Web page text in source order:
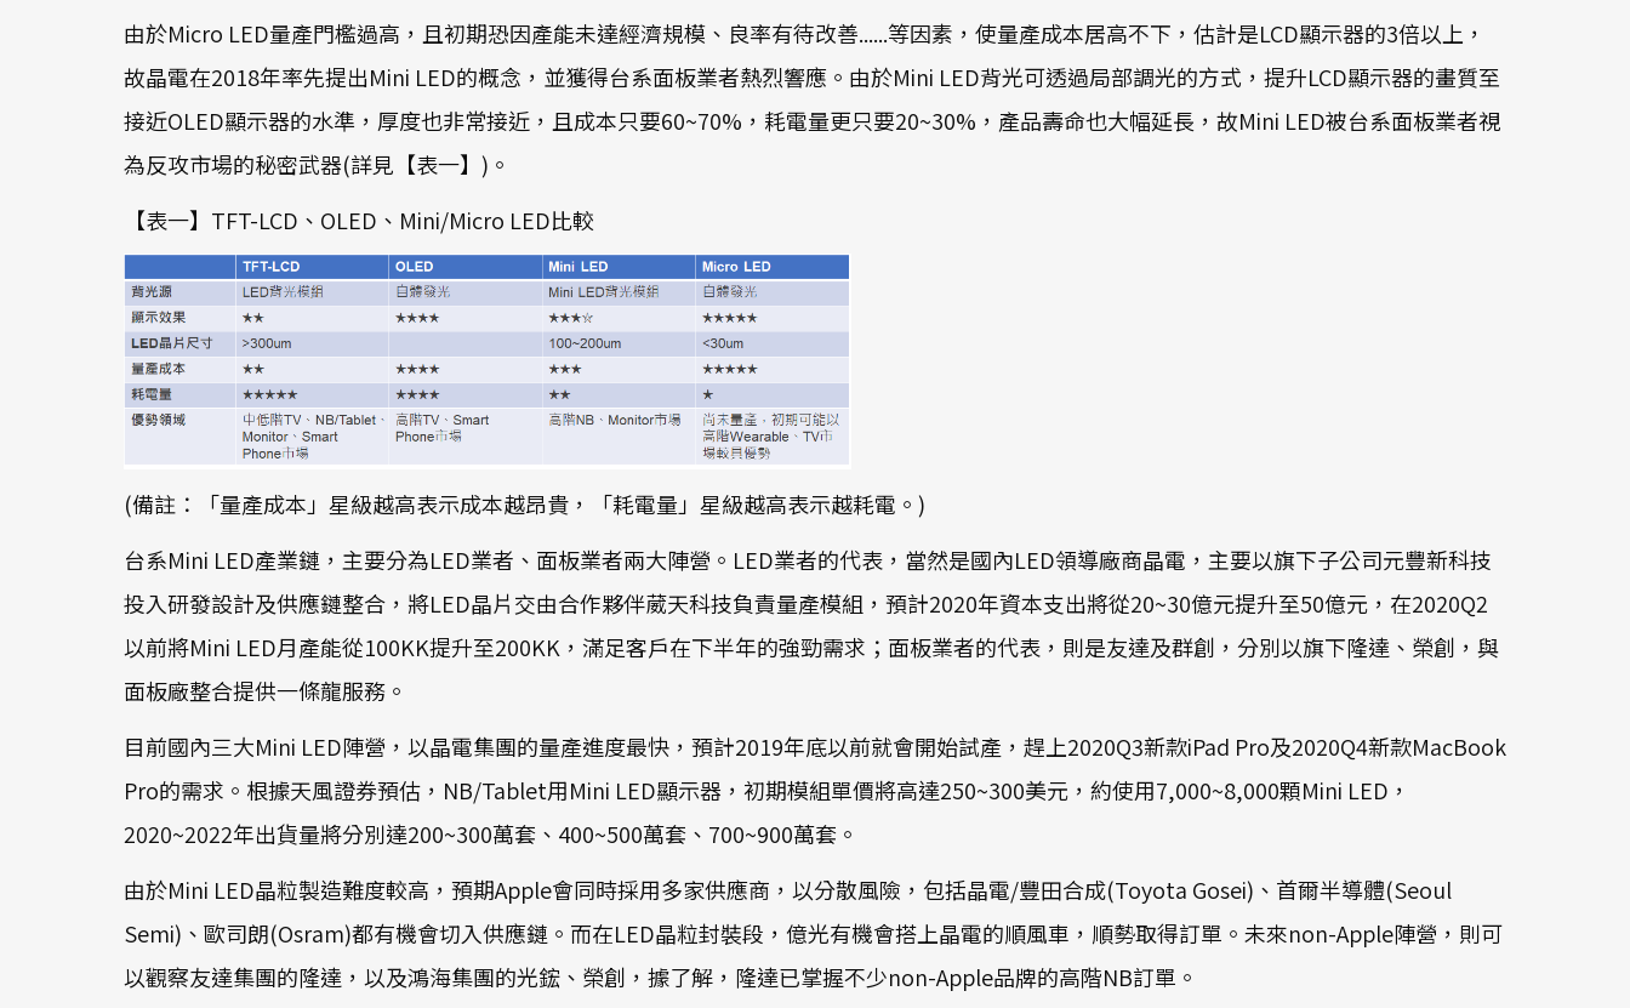
由於Micro LED量產門檻過高，且初期恐因產能未達經濟規模、良率有待改善......等因素，使量產成本居高不下，估計是LCD顯示器的3倍以上，
故晶電在2018年率先提出Mini LED的概念，並獲得台系面板業者熱烈響應。由於Mini LED背光可透過局部調光的方式，提升LCD顯示器的畫質至
接近OLED顯示器的水準，厚度也非常接近，且成本只要60~70%，耗電量更只要20~30%，產品壽命也大幅延長，故Mini LED被台系面板業者視
為反攻市場的秘密武器(詳見【表一】)。
【表一】TFT-LCD、OLED、Mini/Micro LED比較
(備註：「量產成本」星級越高表示成本越昂貴，「耗電量」星級越高表示越耗電。)
台系Mini LED產業鏈，主要分為LED業者、面板業者兩大陣營。LED業者的代表，當然是國內LED領導廠商晶電，主要以旗下子公司元豐新科技
投入研發設計及供應鏈整合，將LED晶片交由合作夥伴葳天科技負責量產模組，預計2020年資本支出將從20~30億元提升至50億元，在2020Q2
以前將Mini LED月產能從100KK提升至200KK，滿足客戶在下半年的強勁需求；面板業者的代表，則是友達及群創，分別以旗下隆達、榮創，與
面板廠整合提供一條龍服務。
目前國內三大Mini LED陣營，以晶電集團的量產進度最快，預計2019年底以前就會開始試產，趕上2020Q3新款iPad Pro及2020Q4新款MacBook
Pro的需求。根據天風證券預估，NB/Tablet用Mini LED顯示器，初期模組單價將高達250~300美元，約使用7,000~8,000顆Mini LED，
2020~2022年出貨量將分別達200~300萬套、400~500萬套、700~900萬套。
由於Mini LED晶粒製造難度較高，預期Apple會同時採用多家供應商，以分散風險，包括晶電/豐田合成(Toyota Gosei)、首爾半導體(Seoul
Semi)、歐司朗(Osram)都有機會切入供應鏈。而在LED晶粒封裝段，億光有機會搭上晶電的順風車，順勢取得訂單。未來non-Apple陣營，則可
以觀察友達集團的隆達，以及鴻海集團的光鋐、榮創，據了解，隆達已掌握不少non-Apple品牌的高階NB訂單。